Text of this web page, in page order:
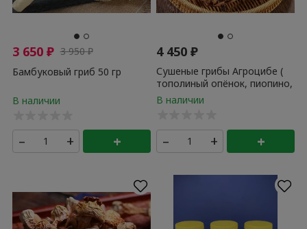
3 650₽ 3 950₽
Бамбуковый гриб 50 гр
– + +
4 450₽
Сушеные грибы Агроцибе (
тополиный опёнок, пиопино,
гриб чайного дерева ) 500 гр
– + +